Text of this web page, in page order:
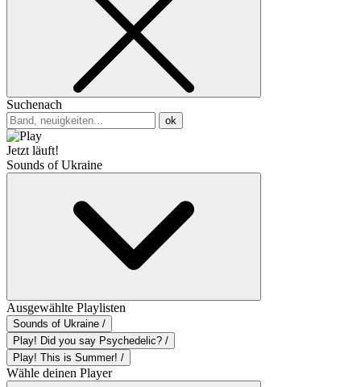
Suchenach
ok
Jetzt läuft!
Sounds of Ukraine
Ausgewählte Playlisten
Sounds of Ukraine /
Play! Did you say Psychedelic? /
Play! This is Summer! /
Wähle deinen Player